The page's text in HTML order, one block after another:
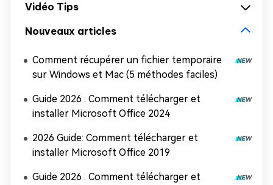
Vidéo Tips
Nouveaux articles
Comment récupérer un fichier temporaire
sur Windows et Mac (5 méthodes faciles)
Guide 2026 : Comment télécharger et
installer Microsoft Office 2024
2026 Guide: Comment télécharger et
installer Microsoft Office 2019
Guide 2026 : Comment télécharger et